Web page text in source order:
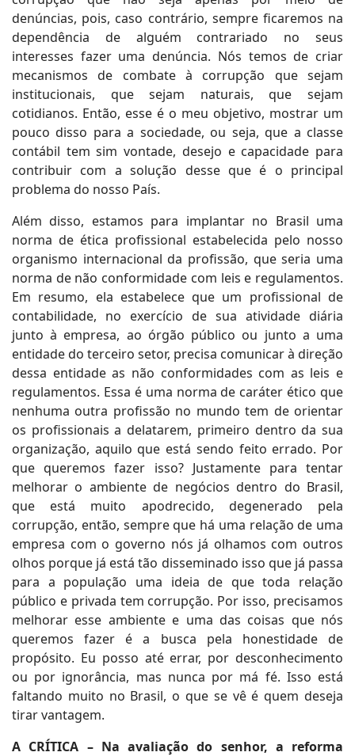
denúncias, pois, caso contrário, sempre ficaremos na
dependência de alguém contrariado no seus
interesses fazer uma denúncia. Nós temos de criar
mecanismos de combate à corrupção que sejam
institucionais, que sejam naturais, que sejam
cotidianos. Então, esse é o meu objetivo, mostrar um
pouco disso para a sociedade, ou seja, que a classe
contábil tem sim vontade, desejo e capacidade para
contribuir com a solução desse que é o principal
problema do nosso País.
Além disso, estamos para implantar no Brasil uma
norma de ética profissional estabelecida pelo nosso
organismo internacional da profissão, que seria uma
norma de não conformidade com leis e regulamentos.
Em resumo, ela estabelece que um profissional de
contabilidade, no exercício de sua atividade diária
junto à empresa, ao órgão público ou junto a uma
entidade do terceiro setor, precisa comunicar à direção
dessa entidade as não conformidades com as leis e
regulamentos. Essa é uma norma de caráter ético que
nenhuma outra profissão no mundo tem de orientar
os profissionais a delatarem, primeiro dentro da sua
organização, aquilo que está sendo feito errado. Por
que queremos fazer isso? Justamente para tentar
melhorar o ambiente de negócios dentro do Brasil,
que está muito apodrecido, degenerado pela
corrupção, então, sempre que há uma relação de uma
empresa com o governo nós já olhamos com outros
olhos porque já está tão disseminado isso que já passa
para a população uma ideia de que toda relação
público e privada tem corrupção. Por isso, precisamos
melhorar esse ambiente e uma das coisas que nós
queremos fazer é a busca pela honestidade de
propósito. Eu posso até errar, por desconhecimento
ou por ignorância, mas nunca por má fé. Isso está
faltando muito no Brasil, o que se vê é quem deseja
tirar vantagem.
A CRÍTICA – Na avaliação do senhor, a reforma